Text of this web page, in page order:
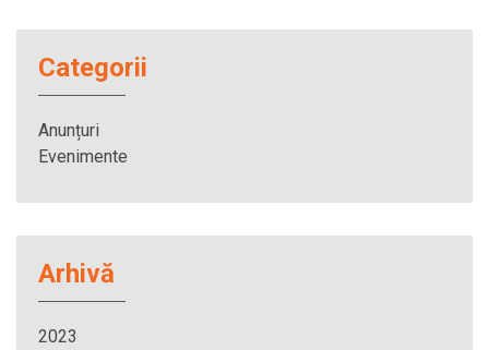
Categorii
Anunțuri
Evenimente
Arhivă
2023